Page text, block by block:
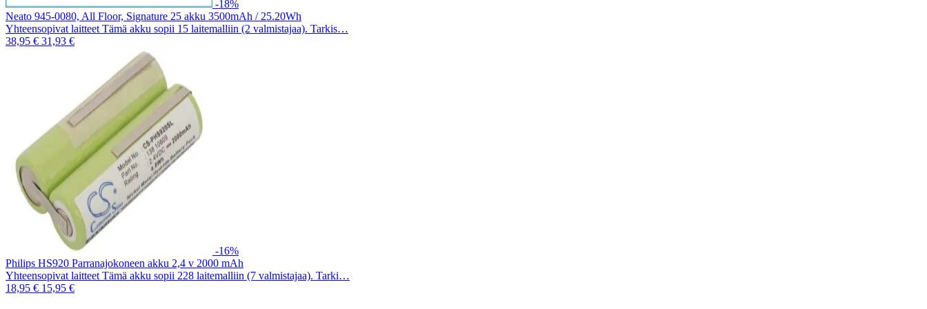
-18%
Neato 945-0080, All Floor, Signature 25 akku 3500mAh / 25.20Wh
Yhteensopivat laitteet Tämä akku sopii 15 laitemalliin (2 valmistajaa). Tarkis…
38,95 € 31,93 €
-16%
Philips HS920 Parranajokoneen akku 2,4 v 2000 mAh
Yhteensopivat laitteet Tämä akku sopii 228 laitemalliin (7 valmistajaa). Tarki…
18,95 € 15,95 €